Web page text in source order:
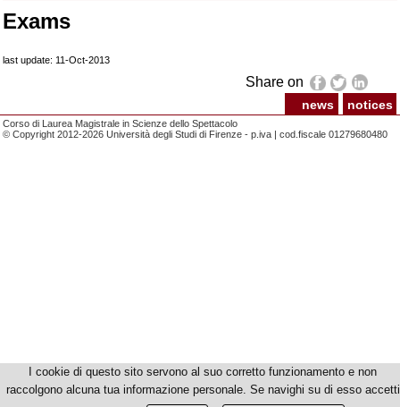
Exams
last update: 11-Oct-2013
Share on
news notices
Corso di Laurea Magistrale in Scienze dello Spettacolo
© Copyright 2012-2026 Università degli Studi di Firenze - p.iva | cod.fiscale 01279680480
I cookie di questo sito servono al suo corretto funzionamento e non
raccolgono alcuna tua informazione personale. Se navighi su di esso accetti